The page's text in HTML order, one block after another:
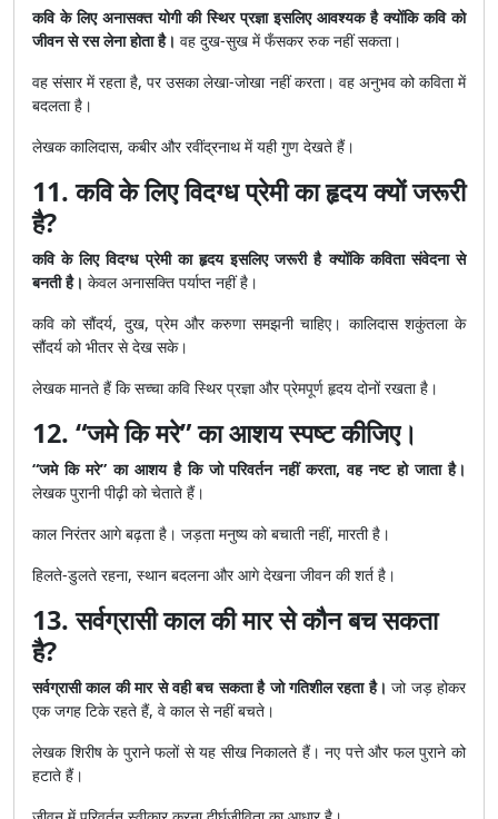
कवि के लिए अनासक्त योगी की स्थिर प्रज्ञा इसलिए आवश्यक है क्योंकि कवि को
जीवन से रस लेना होता है। वह दुख-सुख में फँसकर रुक नहीं सकता।
वह संसार में रहता है, पर उसका लेखा-जोखा नहीं करता। वह अनुभव को कविता में
बदलता है।
लेखक कालिदास, कबीर और रवींद्रनाथ में यही गुण देखते हैं।
11. कवि के लिए विदग्ध प्रेमी का हृदय क्यों जरूरी
है?
कवि के लिए विदग्ध प्रेमी का हृदय इसलिए जरूरी है क्योंकि कविता संवेदना से
बनती है। केवल अनासक्ति पर्याप्त नहीं है।
कवि को सौंदर्य, दुख, प्रेम और करुणा समझनी चाहिए। कालिदास शकुंतला के
सौंदर्य को भीतर से देख सके।
लेखक मानते हैं कि सच्चा कवि स्थिर प्रज्ञा और प्रेमपूर्ण हृदय दोनों रखता है।
12. “जमे कि मरे” का आशय स्पष्ट कीजिए।
“जमे कि मरे” का आशय है कि जो परिवर्तन नहीं करता, वह नष्ट हो जाता है।
लेखक पुरानी पीढ़ी को चेताते हैं।
काल निरंतर आगे बढ़ता है। जड़ता मनुष्य को बचाती नहीं, मारती है।
हिलते-डुलते रहना, स्थान बदलना और आगे देखना जीवन की शर्त है।
13. सर्वग्रासी काल की मार से कौन बच सकता
है?
सर्वग्रासी काल की मार से वही बच सकता है जो गतिशील रहता है। जो जड़ होकर
एक जगह टिके रहते हैं, वे काल से नहीं बचते।
लेखक शिरीष के पुराने फलों से यह सीख निकालते हैं। नए पत्ते और फल पुराने को
हटाते हैं।